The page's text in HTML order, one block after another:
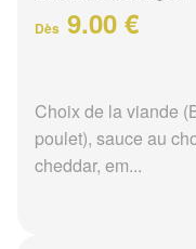
Dès 9.00 €
Choix de la viande
poulet), sauce au
cheddar, em...